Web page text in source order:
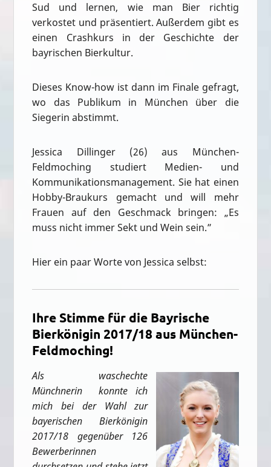
Sud und lernen, wie man Bier richtig
verkostet und präsentiert. Außerdem gibt es
einen Crashkurs in der Geschichte der
bayrischen Bierkultur.
Dieses Know-how ist dann im Finale gefragt,
wo das Publikum in München über die
Siegerin abstimmt.
Jessica Dillinger (26) aus München-
Feldmoching studiert Medien- und
Kommunikationsmanagement. Sie hat einen
Hobby-Braukurs gemacht und will mehr
Frauen auf den Geschmack bringen: „Es
muss nicht immer Sekt und Wein sein.”
Hier ein paar Worte von Jessica selbst:
Ihre Stimme für die Bayrische
Bierkönigin 2017/18 aus München-
Feldmoching!
Als waschechte
Münchnerin konnte ich
mich bei der Wahl zur
bayerischen Bierkönigin
2017/18 gegenüber 126
Bewerberinnen